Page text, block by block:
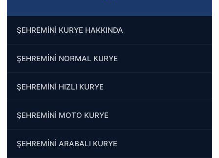
ŞEHREMİNİ KURYE HAKKINDA
ŞEHREMİNİ NORMAL KURYE
ŞEHREMİNİ HIZLI KURYE
ŞEHREMİNİ MOTO KURYE
ŞEHREMİNİ ARABALI KURYE